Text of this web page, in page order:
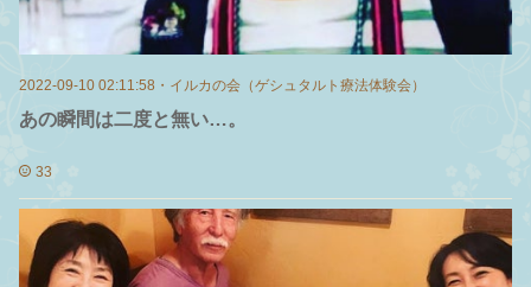
2022-09-10 02:11:58 ・ イルカの会（ゲシュタルト療法体験会）
あの瞬間は二度と無い…。
33